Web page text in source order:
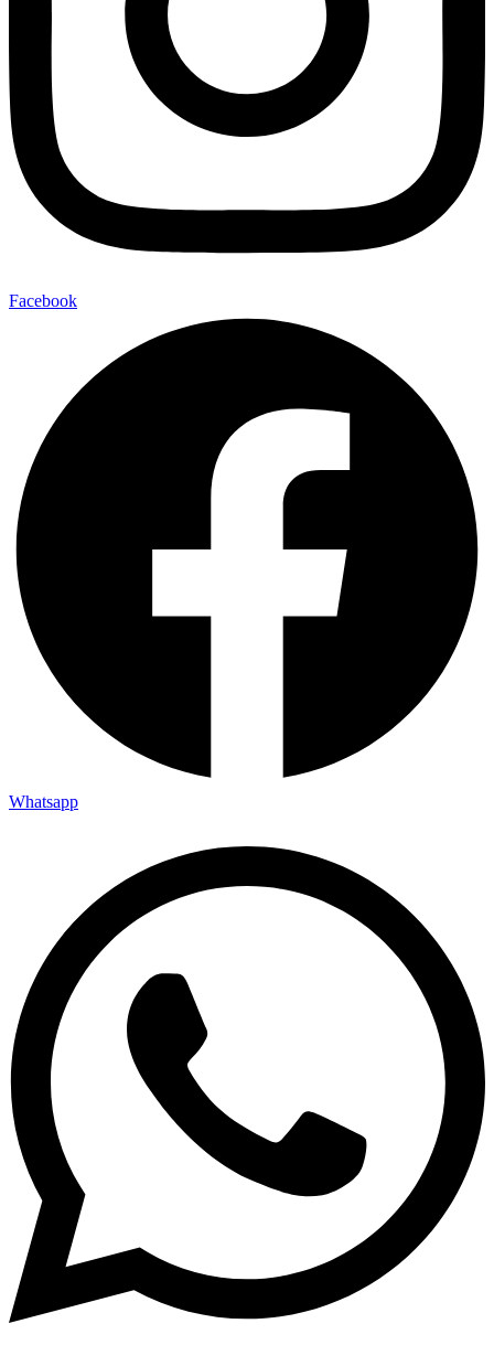
Facebook
Whatsapp